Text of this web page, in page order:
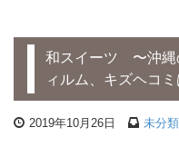
和スイーツ 〜沖縄
ィルム、キズヘコ
2019年10月26日 未分類